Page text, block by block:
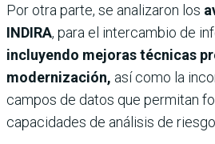
Por otra parte, se analizaron los
INDIRA, para el intercambio de
incluyendo mejoras técnicas
modernización, así como la
campos de datos que permitan
capacidades de análisis de riesgo.